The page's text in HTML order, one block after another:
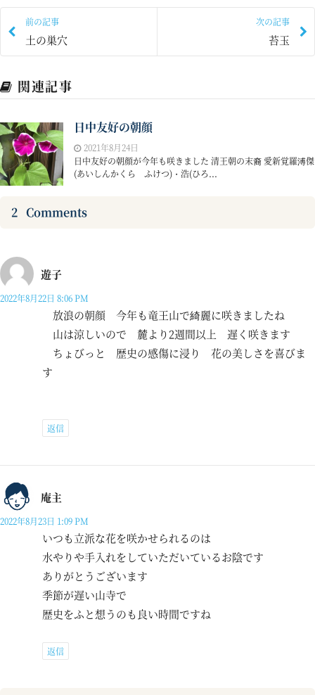
前の記事
土の巣穴
次の記事
苔玉
関連記事
日中友好の朝顔
2021年8月24日
日中友好の朝顔が今年も咲きました 清王朝の末裔 愛新覚羅溥傑
(あいしんかくら ふけつ)・浩(ひろ...
2 Comments
遊子
2022年8月22日 8:06 PM
放浪の朝顔 今年も竜王山で綺麗に咲きましたね
山は涼しいので 麓より2週間以上 遅く咲きます
ちょびっと 歴史の感傷に浸り 花の美しさを喜びま
す
返信
庵主
2022年8月23日 1:09 PM
いつも立派な花を咲かせられるのは
水やりや手入れをしていただいているお陰です
ありがとうございます
季節が遅い山寺で
歴史をふと想うのも良い時間ですね
返信